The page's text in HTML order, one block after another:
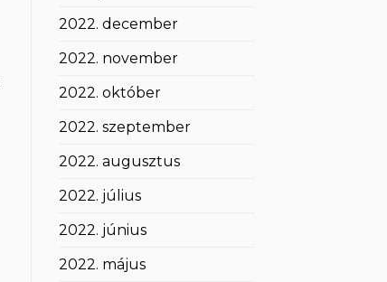
2022. december
2022. november
2022. október
2022. szeptember
2022. augusztus
2022. július
2022. június
2022. május